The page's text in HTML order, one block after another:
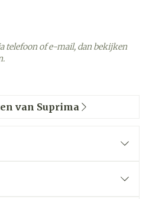
telefoon of e-mail, dan bekijken
van Suprima